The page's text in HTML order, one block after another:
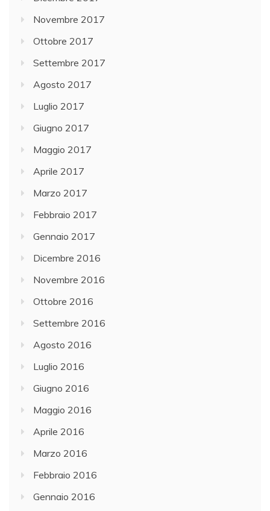
Novembre 2017
Ottobre 2017
Settembre 2017
Agosto 2017
Luglio 2017
Giugno 2017
Maggio 2017
Aprile 2017
Marzo 2017
Febbraio 2017
Gennaio 2017
Dicembre 2016
Novembre 2016
Ottobre 2016
Settembre 2016
Agosto 2016
Luglio 2016
Giugno 2016
Maggio 2016
Aprile 2016
Marzo 2016
Febbraio 2016
Gennaio 2016